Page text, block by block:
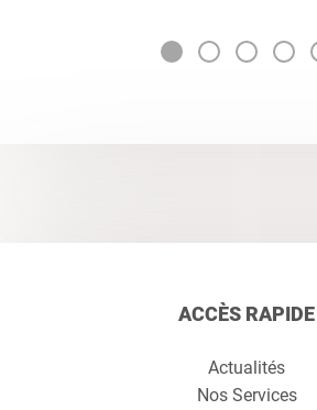
ACCÈS RAPIDE
Actualités
Nos Services